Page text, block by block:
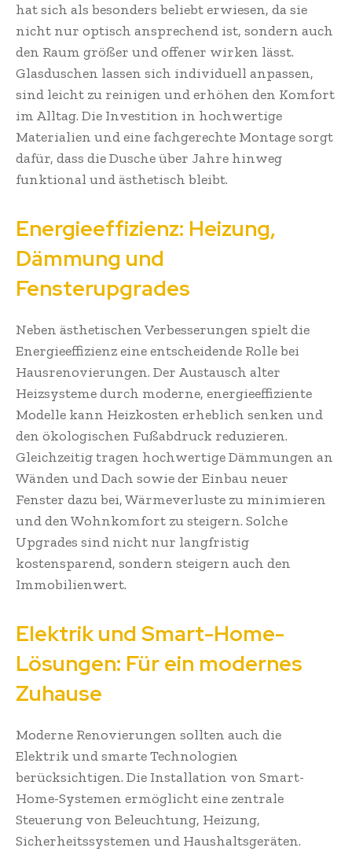
hat sich als besonders beliebt erwiesen, da sie
nicht nur optisch ansprechend ist, sondern auch
den Raum größer und offener wirken lässt.
Glasduschen lassen sich individuell anpassen,
sind leicht zu reinigen und erhöhen den Komfort
im Alltag. Die Investition in hochwertige
Materialien und eine fachgerechte Montage sorgt
dafür, dass die Dusche über Jahre hinweg
funktional und ästhetisch bleibt.
Energieeffizienz: Heizung,
Dämmung und
Fensterupgrades
Neben ästhetischen Verbesserungen spielt die
Energieeffizienz eine entscheidende Rolle bei
Hausrenovierungen. Der Austausch alter
Heizsysteme durch moderne, energieeffiziente
Modelle kann Heizkosten erheblich senken und
den ökologischen Fußabdruck reduzieren.
Gleichzeitig tragen hochwertige Dämmungen an
Wänden und Dach sowie der Einbau neuer
Fenster dazu bei, Wärmeverluste zu minimieren
und den Wohnkomfort zu steigern. Solche
Upgrades sind nicht nur langfristig
kostensparend, sondern steigern auch den
Immobilienwert.
Elektrik und Smart-Home-
Lösungen: Für ein modernes
Zuhause
Moderne Renovierungen sollten auch die
Elektrik und smarte Technologien
berücksichtigen. Die Installation von Smart-
Home-Systemen ermöglicht eine zentrale
Steuerung von Beleuchtung, Heizung,
Sicherheitssystemen und Haushaltsgeräten.